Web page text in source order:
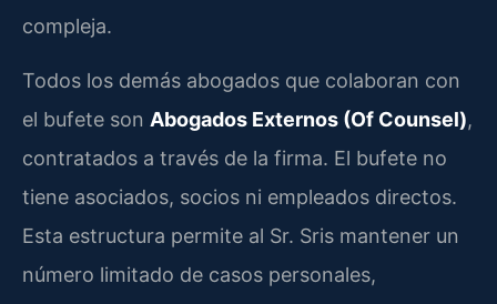
compleja.
Todos los demás abogados que colaboran con
el bufete son Abogados Externos (Of Counsel),
contratados a través de la firma. El bufete no
tiene asociados, socios ni empleados directos.
Esta estructura permite al Sr. Sris mantener un
número limitado de casos personales,